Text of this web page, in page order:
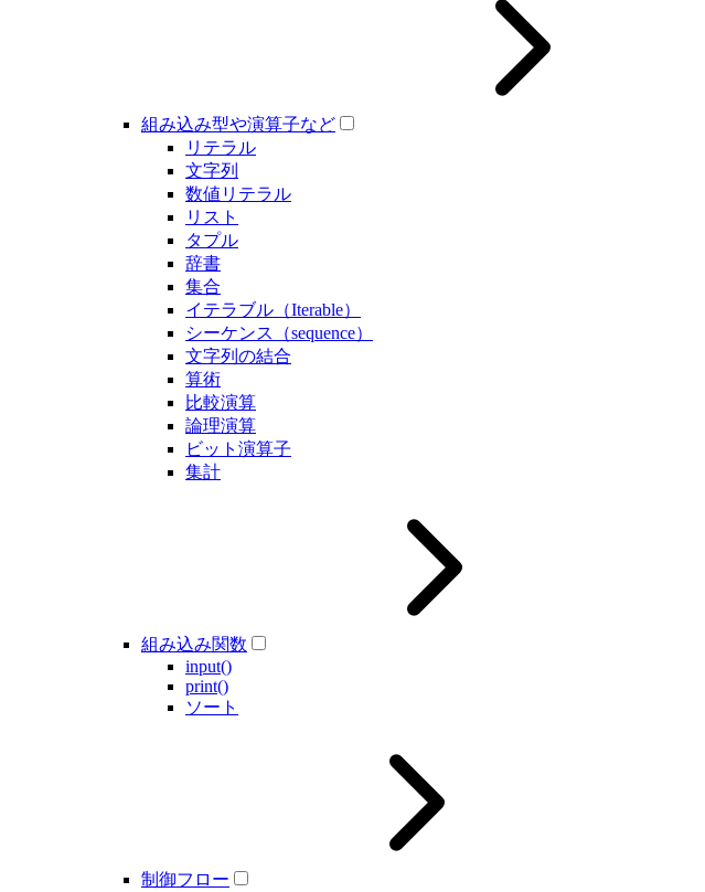
組み込み型や演算子など
リテラル
文字列
数値リテラル
リスト
タプル
辞書
集合
イテラブル（Iterable）
シーケンス（sequence）
文字列の結合
算術
比較演算
論理演算
ビット演算子
集計
組み込み関数
input()
print()
ソート
制御フロー